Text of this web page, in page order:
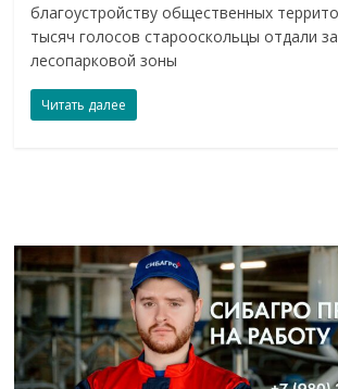
благоустройству общественных
тысяч голосов старооскольцы отдали
лесопарковой зоны
Читать далее